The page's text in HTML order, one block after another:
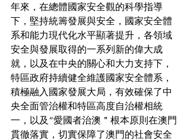
年來，在總體國家安全觀的科學指導
下，堅持統籌發展與安全，國家安全體
系和能力現代化水平顯著提升，各領域
安全與發展取得的一系列新的偉大成
就，以及在中央的關心和大力支持下，
特區政府持續健全維護國家安全體系，
積極融入國家發展大局，有效確保了中
央全面管治權和特區高度自治權相統
一，以及“愛國者治澳＂根本原則在澳門
貫徹落實，切實保障了澳門的社會安全